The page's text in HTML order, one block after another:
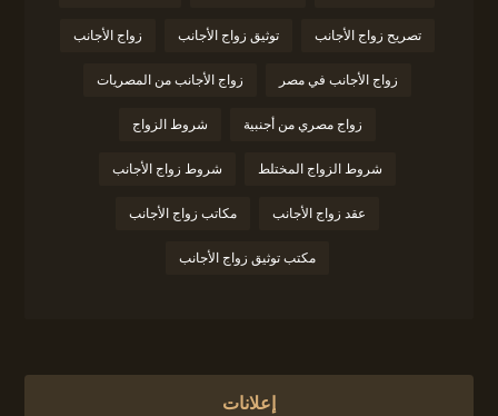
تصريح زواج الأجانب توثيق زواج الأجانب زواج الأجانب
زواج الأجانب في مصر زواج الأجانب من المصريات
زواج مصري من أجنبية شروط الزواج
شروط الزواج المختلط شروط زواج الأجانب
عقد زواج الأجانب مكاتب زواج الأجانب
مكتب توثيق زواج الأجانب
إعلانات